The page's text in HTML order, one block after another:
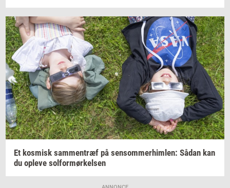
Et kos­misk sam­men­træf på sen­som­mer­him­len: Sådan kan
du op­le­ve sol­for­mør­kel­sen